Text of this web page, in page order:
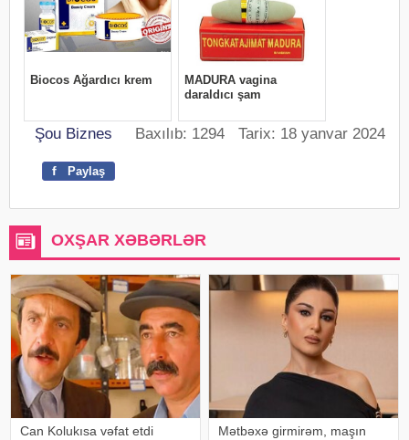
Şou Biznes Baxılıb: 1294 Tarix: 18 yanvar 2024
f Paylaş
OXŞAR XƏBƏRLƏR
Can Kolukısa vəfat etdi
Mətbəxə girmirəm, maşın